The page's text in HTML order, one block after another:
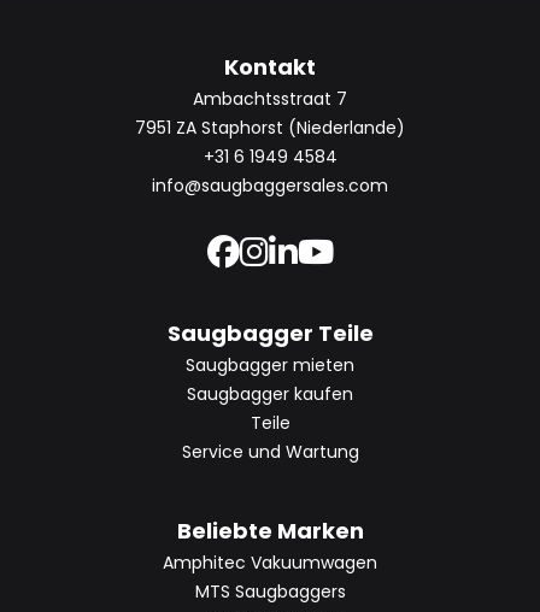
Kontakt
Ambachtsstraat 7
7951 ZA Staphorst (Niederlande)
+31 6 1949 4584
info@saugbaggersales.com
Saugbagger Teile
Saugbagger mieten
Saugbagger kaufen
Teile
Service und Wartung
Beliebte Marken
Amphitec Vakuumwagen
MTS Saugbaggers